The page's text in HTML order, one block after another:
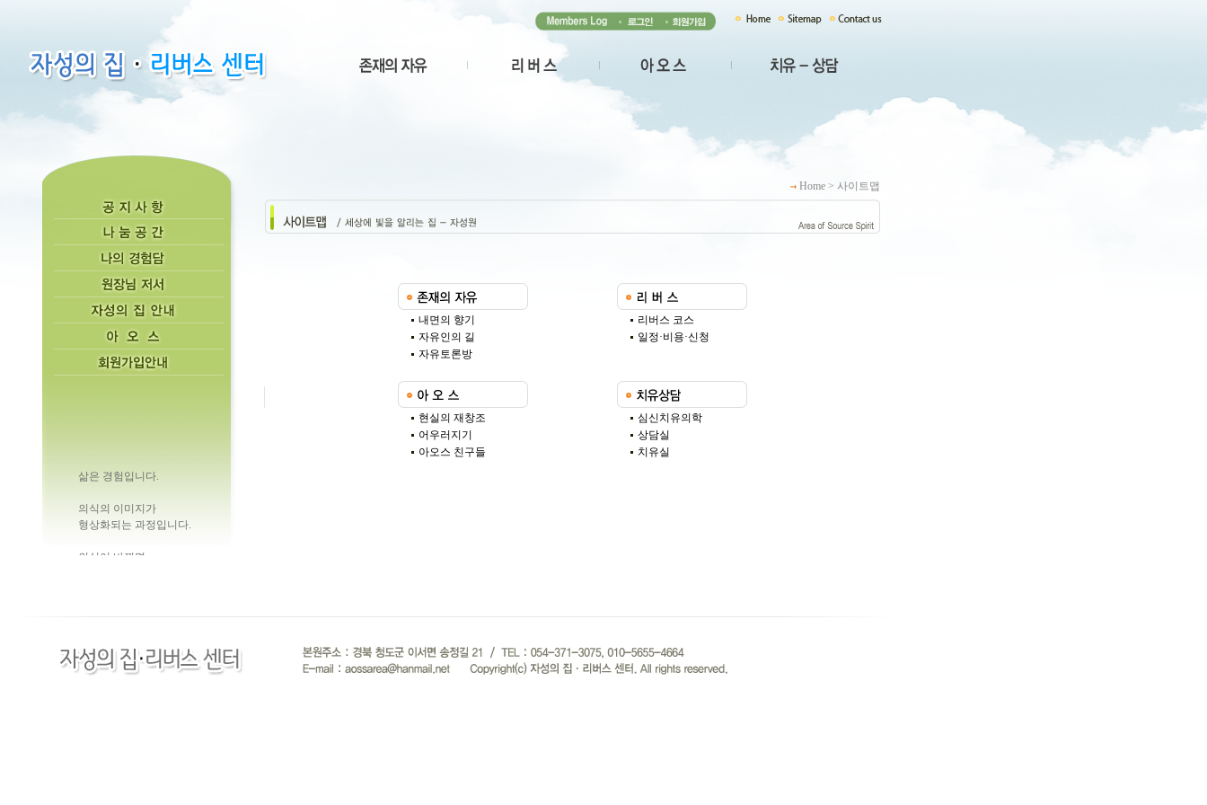
삶은 경험입니다.
의식의 이미지가
형상화되는 과정입니다.
의식이 바뀌면
Home > 사이트맵
내면의 향기
자유인의 길
자유토론방
리버스 코스
일정·비용·신청
현실의 재창조
어우러지기
아오스 친구들
심신치유의학
상담실
치유실